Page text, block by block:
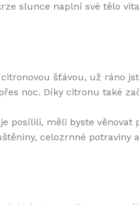
slunce naplní své tělo
šťávou, už ráno
noc. Díky citronu také
posílili, měli byste věnovat
celozrnné potraviny